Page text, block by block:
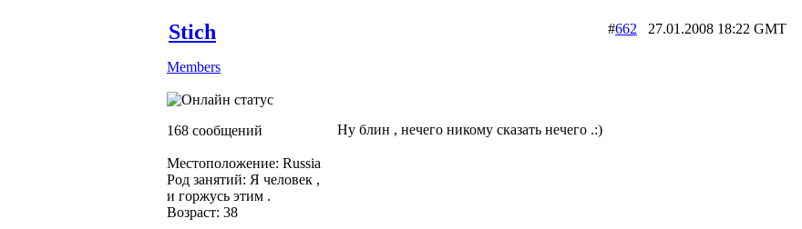
Stich
Members
168 сообщений
Местоположение: Russia
Род занятий: Я человек ,
и горжусь этим .
Возраст: 38
#662 27.01.2008 18:22 GMT
Ну блин , нечего никому сказать нечего .:)